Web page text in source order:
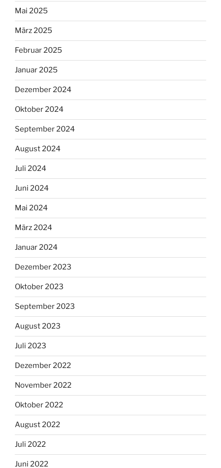
Mai 2025
März 2025
Februar 2025
Januar 2025
Dezember 2024
Oktober 2024
September 2024
August 2024
Juli 2024
Juni 2024
Mai 2024
März 2024
Januar 2024
Dezember 2023
Oktober 2023
September 2023
August 2023
Juli 2023
Dezember 2022
November 2022
Oktober 2022
August 2022
Juli 2022
Juni 2022